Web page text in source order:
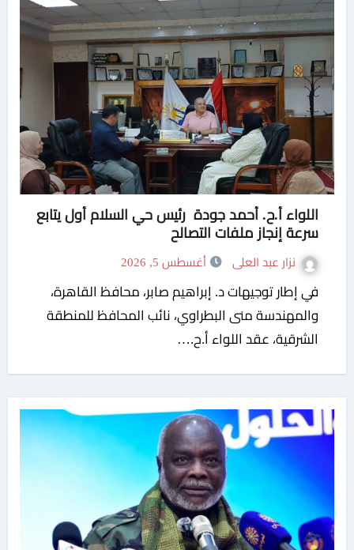
اللواء أ.ح. أحمد جودة رئيس حي السلام أول يتابع
سرعة إنجاز ملفات التصالح
نزار عبد العلى أغسطس 5, 2026
في إطار توجيهات د. إبراهيم صابر، محافظ القاهرة،
والمهندسة منى البطراوي، نائب المحافظ للمنطقة
الشرقية، عقد اللواء أ.ح.…